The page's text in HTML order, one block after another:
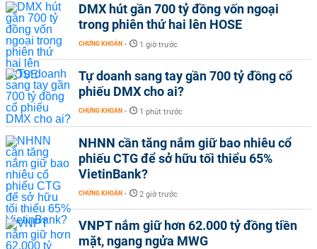
DMX hút gần 700 tỷ đồng vốn ngoại
trong phiên thứ hai lên HOSE
CHỨNG KHOÁN - 1 giờ trước
Tự doanh sang tay gần 700 tỷ đồng cổ
phiếu DMX cho ai?
CHỨNG KHOÁN - 1 phút trước
NHNN cần tăng nắm giữ bao nhiêu cổ
phiếu CTG để sở hữu tối thiểu 65%
VietinBank?
CHỨNG KHOÁN - 2 giờ trước
VNPT nắm giữ hơn 62.000 tỷ đồng tiền
mặt, ngang ngửa MWG